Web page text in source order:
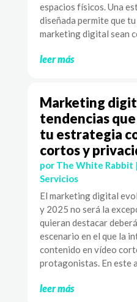
espacios físicos. Una
diseñada permite que
marketing digital sean
leer más
Marketing
tendencias
tu estrategia
cortos y
por The White Rabbit |
Servicios
El marketing digital
y 2025 no será la
quieran destacar
escenario en el que la
contenido en vídeo
protagonistas. En este
leer más